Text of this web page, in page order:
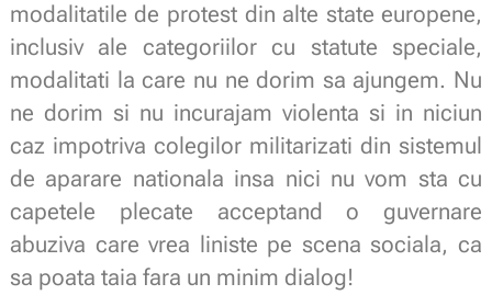
modalitatile de protest din alte state europene,
inclusiv ale categoriilor cu statute speciale,
modalitati la care nu ne dorim sa ajungem. Nu
ne dorim si nu incurajam violenta si in niciun
caz impotriva colegilor militarizati din sistemul
de aparare nationala insa nici nu vom sta cu
capetele plecate acceptand o guvernare
abuziva care vrea liniste pe scena sociala, ca
sa poata taia fara un minim dialog!